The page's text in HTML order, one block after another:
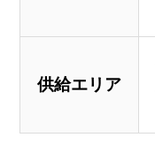
供給エリア